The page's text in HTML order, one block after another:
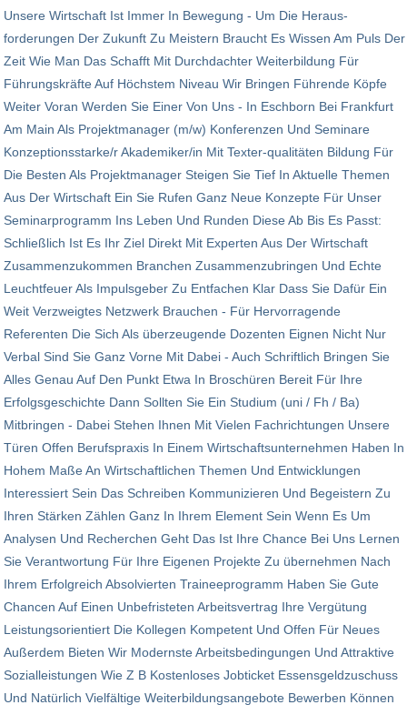
Unsere Wirtschaft Ist Immer In Bewegung - Um Die Heraus­
forderungen Der Zukunft Zu Meistern Braucht Es Wissen Am Puls Der
Zeit Wie Man Das Schafft Mit Durchdachter Weiter­bildung Für
Führungskräfte Auf Höchstem Niveau Wir Bringen Führende Köpfe
Weiter Voran Werden Sie Einer Von Uns - In Eschborn Bei Frankfurt
Am Main Als Projekt­manager (m/w) Konferenzen Und Seminare
Konzeptionsstarke/r Akademiker/in Mit Texter-qualitäten Bildung Für
Die Besten Als Projekt­manager Steigen Sie Tief In Aktuelle Themen
Aus Der Wirtschaft Ein Sie Rufen Ganz Neue Konzepte Für Unser
Seminar­programm Ins Leben Und Runden Diese Ab Bis Es Passt:
Schließ­lich Ist Es Ihr Ziel Direkt Mit Experten Aus Der Wirt­schaft
Zusammen­zu­kommen Branchen Zusammen­zu­bringen Und Echte
Leucht­feuer Als Impulsgeber Zu Entfachen Klar Dass Sie Dafür Ein
Weit Ver­zweigtes Netzwerk Brauchen - Für Hervor­ragende
Referenten Die Sich Als überzeugende Dozenten Eignen Nicht Nur
Verbal Sind Sie Ganz Vorne Mit Dabei - Auch Schriftlich Bringen Sie
Alles Genau Auf Den Punkt Etwa In Broschüren Bereit Für Ihre
Erfolgs­geschichte Dann Sollten Sie Ein Studium (uni / Fh / Ba)
Mitbringen - Dabei Stehen Ihnen Mit Vielen Fach­richtungen Unsere
Türen Offen Berufspraxis In Einem Wirtschafts­unter­nehmen Haben In
Hohem Maße An Wirt­schaft­lichen Themen Und Entwick­lungen
Interessiert Sein Das Schreiben Kommu­nizieren Und Begeistern Zu
Ihren Stärken Zählen Ganz In Ihrem Element Sein Wenn Es Um
Analysen Und Recherchen Geht Das Ist Ihre Chance Bei Uns Lernen
Sie Verantwortung Für Ihre Eigenen Projekte Zu übernehmen Nach
Ihrem Erfolgreich Absolvierten Traineeprogramm Haben Sie Gute
Chancen Auf Einen Unbefristeten Arbeitsvertrag Ihre Vergütung
Leistungsorientiert Die Kollegen Kompetent Und Offen Für Neues
Außerdem Bieten Wir Modernste Arbeitsbedingungen Und Attraktive
Sozialleistungen Wie Z B Kostenloses Jobticket Essensgeldzuschuss
Und Natürlich Vielfältige Weiterbildungsangebote Bewerben Können